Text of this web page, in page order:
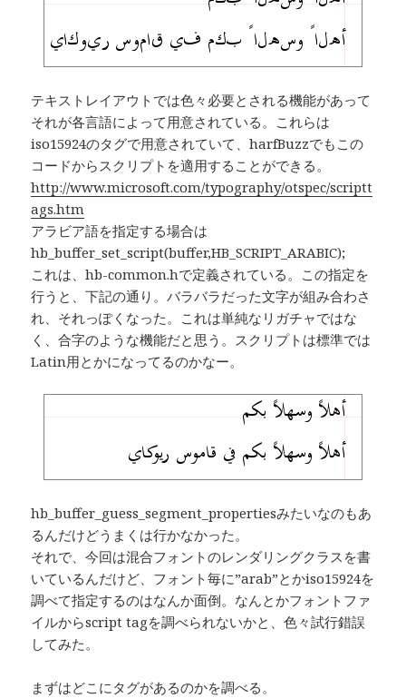
テキストレイアウトでは色々必要とされる機能があって
それが各言語によって用意されている。これらは
iso15924のタグで用意されていて、harfBuzzでもこの
コードからスクリプトを適用することができる。
http://www.microsoft.com/typography/otspec/scriptt
ags.htm
アラビア語を指定する場合は
hb_buffer_set_script(buffer,HB_SCRIPT_ARABIC);
これは、hb-common.hで定義されている。この指定を
行うと、下記の通り。バラバラだった文字が組み合わさ
れ、それっぽくなった。これは単純なリガチャではな
く、合字のような機能だと思う。スクリプトは標準では
Latin用とかになってるのかなー。
hb_buffer_guess_segment_propertiesみたいなのもあ
るんだけどうまくは行かなかった。
それで、今回は混合フォントのレンダリングクラスを書
いているんだけど、フォント毎に”arab”とかiso15924を
調べて指定するのはなんか面倒。なんとかフォントファ
イルからscript tagを調べられないかと、色々試行錯誤
してみた。
まずはどこにタグがあるのかを調べる。